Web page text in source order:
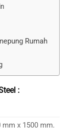
Rumah
:
mm x 1500 mm.